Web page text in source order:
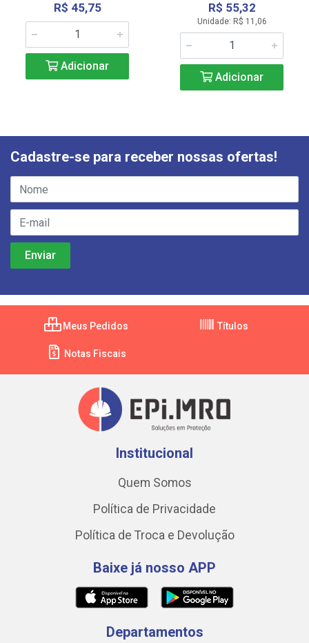
R$ 45,75
Adicionar
R$ 55,32
Unidade: R$ 11,06
Adicionar
Cadastre-se para receber nossas ofertas!
Meus Pedidos Títulos
Notas Fiscais
Institucional
Quem Somos
Política de Privacidade
Política de Troca e Devolução
Baixe já nosso APP
Departamentos